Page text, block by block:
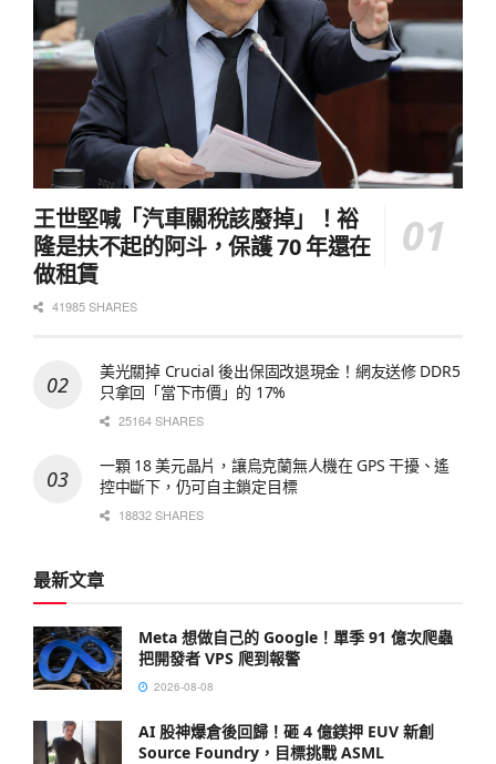
王世堅喊「汽車關稅該廢掉」！裕
隆是扶不起的阿斗，保護 70 年還在
做租賃
41985 SHARES
美光關掉 Crucial 後出保固改退現金！網友送修 DDR5
只拿回「當下市價」的 17%
25164 SHARES
一顆 18 美元晶片，讓烏克蘭無人機在 GPS 干擾、遙
控中斷下，仍可自主鎖定目標
18832 SHARES
最新文章
Meta 想做自己的 Google！單季 91 億次爬蟲
把開發者 VPS 爬到報警
2026-08-08
AI 股神爆倉後回歸！砸 4 億鎂押 EUV 新創
Source Foundry，目標挑戰 ASML